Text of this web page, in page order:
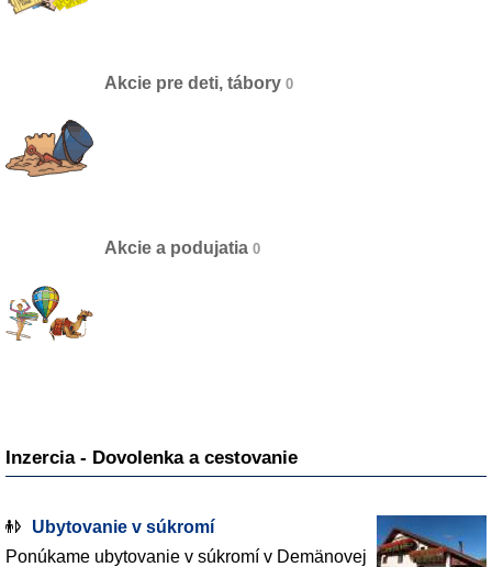
Akcie pre deti, tábory
Akcie a podujatia
Inzercia - Dovolenka a cestovanie
Ubytovanie v súkromí
Ponúkame ubytovanie v súkromí v Demänovej